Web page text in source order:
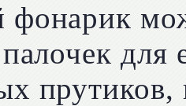
фонарик
палочек